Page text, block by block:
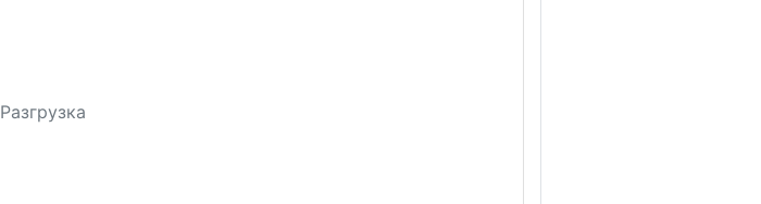
Разгрузка